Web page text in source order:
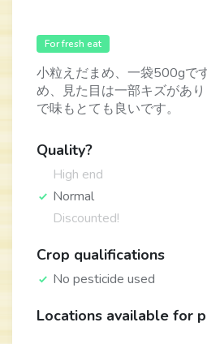
For fresh eat
小粒えだまめ、一袋500gで
め、見た目は一部キズがあ
で味もとても良いです。
Quality?
High end
Normal
Discounted!
Crop qualifications
No pesticide used
Locations available for